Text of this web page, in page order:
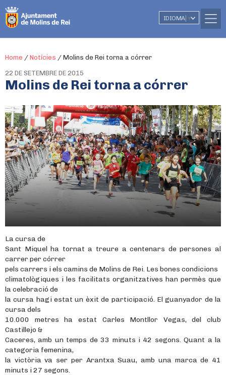
IDIOMA ▼
Home / Notícies / Molins de Rei torna a córrer
22 DE SETEMBRE DE 2015
Molins de Rei torna a córrer
La cursa de
Sant Miquel ha tornat a treure a centenars de persones al
carrer per córrer
pels carrers i els camins de Molins de Rei. Les bones condicions
climatològiques i les facilitats organitzatives han permès que
la celebració de
la cursa hagi estat un èxit de participació. El guanyador de la
cursa dels
10.000 metres ha estat Carles Montllor Vegas, del club
Castillejo &
Caceres, amb un temps de 33 minuts i 42 segons. Quant a la
categoria femenina,
la victòria va ser per Arantxa Suau, amb una marca de 41
minuts i 27 segons.